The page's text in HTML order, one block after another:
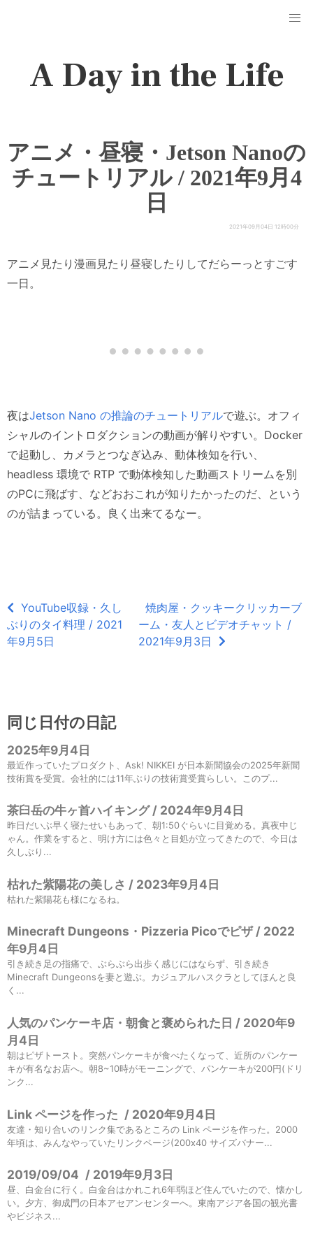
A Day in the Life
アニメ・昼寝・Jetson Nanoの
チュートリアル / 2021年9月4
日
2021年09月04日 12時00分
アニメ見たり漫画見たり昼寝したりしてだらーっとすごす
一日。
夜はJetson Nano の推論のチュートリアルで遊ぶ。オフィ
シャルのイントロダクションの動画が解りやすい。Docker
で起動し、カメラとつなぎ込み、動体検知を行い、
headless 環境で RTP で動体検知した動画ストリームを別
のPCに飛ばす、などおおこれが知りたかったのだ、という
のが詰まっている。良く出来てるなー。
YouTube収録・久し
ぶりのタイ料理 / 2021
年9月5日
焼肉屋・クッキークリッカーブ
ーム・友人とビデオチャット /
2021年9月3日
同じ日付の日記
2025年9月4日
最近作っていたプロダクト、Ask! NIKKEI が日本新聞協会の2025年新聞
技術賞を受賞。会社的には11年ぶりの技術賞受賞らしい。このプ...
茶臼岳の牛ヶ首ハイキング / 2024年9月4日
昨日だいぶ早く寝たせいもあって、朝1:50ぐらいに目覚める。真夜中じ
ゃん。作業をすると、明け方には色々と目処が立ってきたので、今日は
久しぶり...
枯れた紫陽花の美しさ / 2023年9月4日
枯れた紫陽花も様になるね。
Minecraft Dungeons・Pizzeria Picoでピザ / 2022
年9月4日
引き続き足の指痛で、ぶらぶら出歩く感じにはならず、引き続き
Minecraft Dungeonsを妻と遊ぶ。カジュアルハスクラとしてほんと良
く...
人気のパンケーキ店・朝食と褒められた日 / 2020年9
月4日
朝はピザトースト。突然パンケーキが食べたくなって、近所のパンケー
キが有名なお店へ。朝8~10時がモーニングで、パンケーキが200円(ドリ
ンク...
Link ページを作った / 2020年9月4日
友達・知り合いのリンク集であるところの Link ページを作った。2000
年頃は、みんなやっていたリンクページ(200x40 サイズバナー...
2019/09/04 / 2019年9月3日
昼、白金台に行く。白金台はかれこれ6年弱ほど住んでいたので、懐かし
い。夕方、御成門の日本アセアンセンターへ。東南アジア各国の観光書
やビジネス...